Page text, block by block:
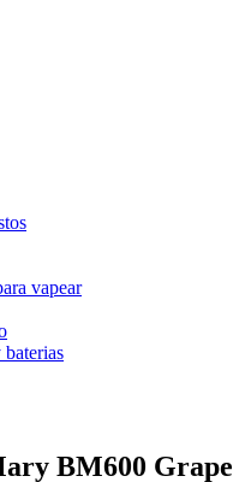
vapear
baterias
BM600 Grape